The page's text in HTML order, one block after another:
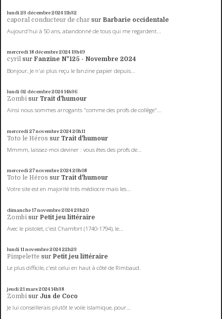
lundi 23 décembre 202411h32
caporal conducteur de char sur Barbarie occidentale
Aujourd'hui à 50 ans, abandonné de tous qui me regardent...
mercredi 18 décembre 202413h49
cyril sur Fanzine N°125 - Novembre 2024
Bonjour, Je n'ai plus reçu le fanzine papier depuis...
lundi 02 décembre 202414h36
Zombi sur Trait d'humour
Ainsi nous sommes arrogants "comme des profs de collège"...
mercredi 27novembre 202420h11
Toto le Héros sur Trait d'humour
Mmmm, laissez-moi deviner : vous êtes des profs de...
mercredi 27novembre 202420h08
Toto le Héros sur Trait d'humour
Votre site est en majorité très médiocre mais les...
dimanche 17novembre 202423h20
Zombi sur Petit jeu littéraire
Avec le pistolet, c'est Chamfort (1740-1794), le...
lundi 11novembre 202422h23
Pimpelette sur Petit jeu littéraire
Le plus difficile, c'est celui en haut à côté de Rimbaud.
jeudi 21 mars 202414h38
Zombi sur Jus de Coco
Je lui conseillerais plutôt le voile islamique, pour...